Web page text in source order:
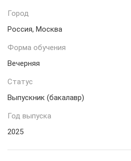
Город
Россия, Москва
Форма обучения
Вечерняя
Статус
Выпускник (бакалавр)
Год выпуска
2025